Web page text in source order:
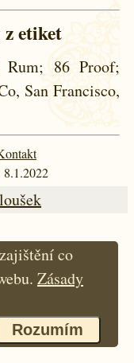
etiket
86 Proof;
San Francisco,
8.1.2022
co
Zásady
Rozumím